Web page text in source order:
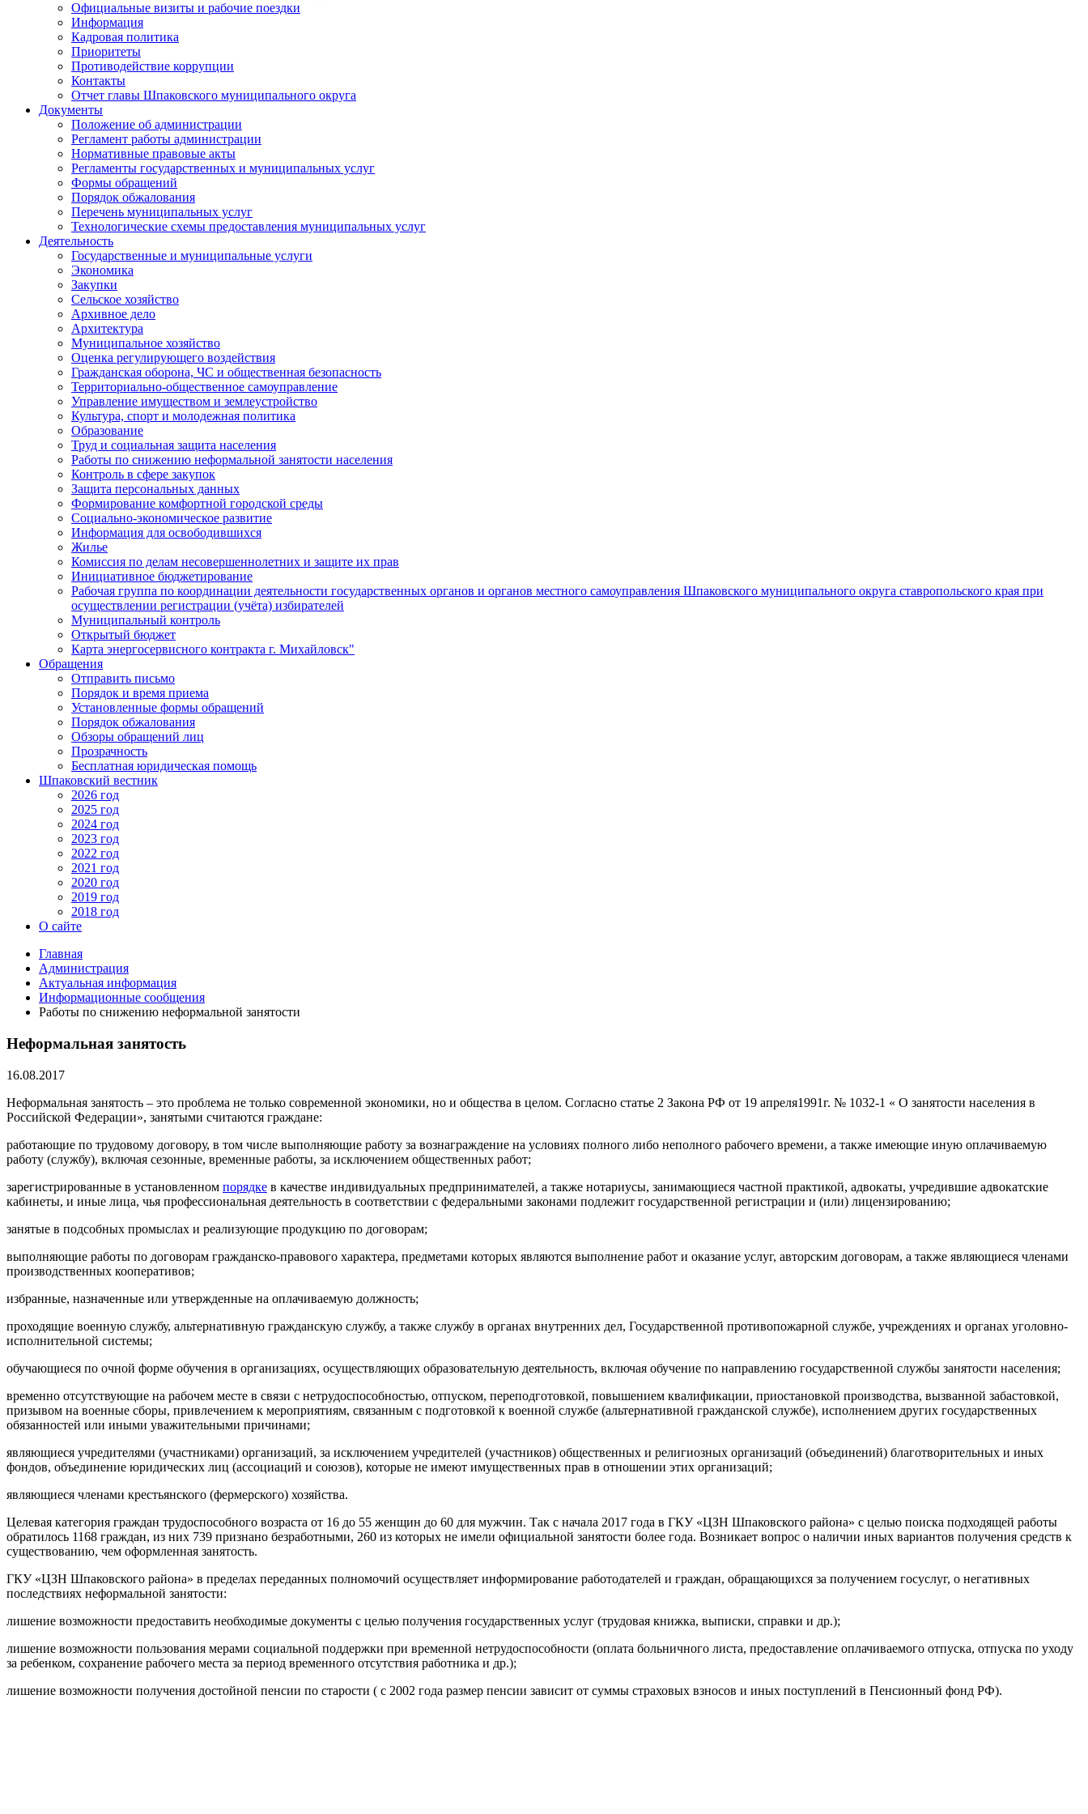
Официальные визиты и рабочие поездки
Информация
Кадровая политика
Приоритеты
Противодействие коррупции
Контакты
Отчет главы Шпаковского муниципального округа
Документы
Положение об администрации
Регламент работы администрации
Нормативные правовые акты
Регламенты государственных и муниципальных услуг
Формы обращений
Порядок обжалования
Перечень муниципальных услуг
Технологические схемы предоставления муниципальных услуг
Деятельность
Государственные и муниципальные услуги
Экономика
Закупки
Сельское хозяйство
Архивное дело
Архитектура
Муниципальное хозяйство
Оценка регулирующего воздействия
Гражданская оборона, ЧС и общественная безопасность
Территориально-общественное самоуправление
Управление имуществом и землеустройство
Культура, спорт и молодежная политика
Образование
Труд и социальная защита населения
Работы по снижению неформальной занятости населения
Контроль в сфере закупок
Защита персональных данных
Формирование комфортной городской среды
Социально-экономическое развитие
Информация для освободившихся
Жилье
Комиссия по делам несовершеннолетних и защите их прав
Инициативное бюджетирование
Рабочая группа по координации деятельности государственных органов и органов местного самоуправления Шпаковского муниципального округа ставропольского края при
осуществлении регистрации (учёта) избирателей
Муниципальный контроль
Открытый бюджет
Карта энергосервисного контракта г. Михайловск"
Обращения
Отправить письмо
Порядок и время приема
Установленные формы обращений
Порядок обжалования
Обзоры обращений лиц
Прозрачность
Бесплатная юридическая помощь
Шпаковский вестник
2026 год
2025 год
2024 год
2023 год
2022 год
2021 год
2020 год
2019 год
2018 год
О сайте
Главная
Администрация
Актуальная информация
Информационные сообщения
Работы по снижению неформальной занятости
Неформальная занятость
16.08.2017
Неформальная занятость – это проблема не только современной экономики, но и общества в целом. Согласно статье 2 Закона РФ от 19 апреля1991г. № 1032-1 « О занятости населения в
Российской Федерации», занятыми считаются граждане:
работающие по трудовому договору, в том числе выполняющие работу за вознаграждение на условиях полного либо неполного рабочего времени, а также имеющие иную оплачиваемую
работу (службу), включая сезонные, временные работы, за исключением общественных работ;
зарегистрированные в установленном порядке в качестве индивидуальных предпринимателей, а также нотариусы, занимающиеся частной практикой, адвокаты, учредившие адвокатские
кабинеты, и иные лица, чья профессиональная деятельность в соответствии с федеральными законами подлежит государственной регистрации и (или) лицензированию;
занятые в подсобных промыслах и реализующие продукцию по договорам;
выполняющие работы по договорам гражданско-правового характера, предметами которых являются выполнение работ и оказание услуг, авторским договорам, а также являющиеся членами
производственных кооперативов;
избранные, назначенные или утвержденные на оплачиваемую должность;
проходящие военную службу, альтернативную гражданскую службу, а также службу в органах внутренних дел, Государственной противопожарной службе, учреждениях и органах уголовно-
исполнительной системы;
обучающиеся по очной форме обучения в организациях, осуществляющих образовательную деятельность, включая обучение по направлению государственной службы занятости населения;
временно отсутствующие на рабочем месте в связи с нетрудоспособностью, отпуском, переподготовкой, повышением квалификации, приостановкой производства, вызванной забастовкой,
призывом на военные сборы, привлечением к мероприятиям, связанным с подготовкой к военной службе (альтернативной гражданской службе), исполнением других государственных
обязанностей или иными уважительными причинами;
являющиеся учредителями (участниками) организаций, за исключением учредителей (участников) общественных и религиозных организаций (объединений) благотворительных и иных
фондов, объединение юридических лиц (ассоциаций и союзов), которые не имеют имущественных прав в отношении этих организаций;
являющиеся членами крестьянского (фермерского) хозяйства.
Целевая категория граждан трудоспособного возраста от 16 до 55 женщин до 60 для мужчин. Так с начала 2017 года в ГКУ «ЦЗН Шпаковского района» с целью поиска подходящей работы
обратилось 1168 граждан, из них 739 признано безработными, 260 из которых не имели официальной занятости более года. Возникает вопрос о наличии иных вариантов получения средств к
существованию, чем оформленная занятость.
ГКУ «ЦЗН Шпаковского района» в пределах переданных полномочий осуществляет информирование работодателей и граждан, обращающихся за получением госуслуг, о негативных
последствиях неформальной занятости:
лишение возможности предоставить необходимые документы с целью получения государственных услуг (трудовая книжка, выписки, справки и др.);
лишение возможности пользования мерами социальной поддержки при временной нетрудоспособности (оплата больничного листа, предоставление оплачиваемого отпуска, отпуска по уходу
за ребенком, сохранение рабочего места за период временного отсутствия работника и др.);
лишение возможности получения достойной пенсии по старости ( с 2002 года размер пенсии зависит от суммы страховых взносов и иных поступлений в Пенсионный фонд РФ).